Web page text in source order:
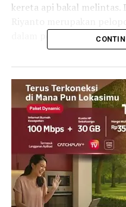
kereta api bakal melintas.
dalam pencegahan
Jawa Timur memberikan
sebesar 5 juta rupiah.
salah satu wujud dari
dan Lingkungan (TJSL).
satu wujud nyata hadirnya
masyarakat Indonesia
pencegahan kecelakaan
RELATED TOPICS: